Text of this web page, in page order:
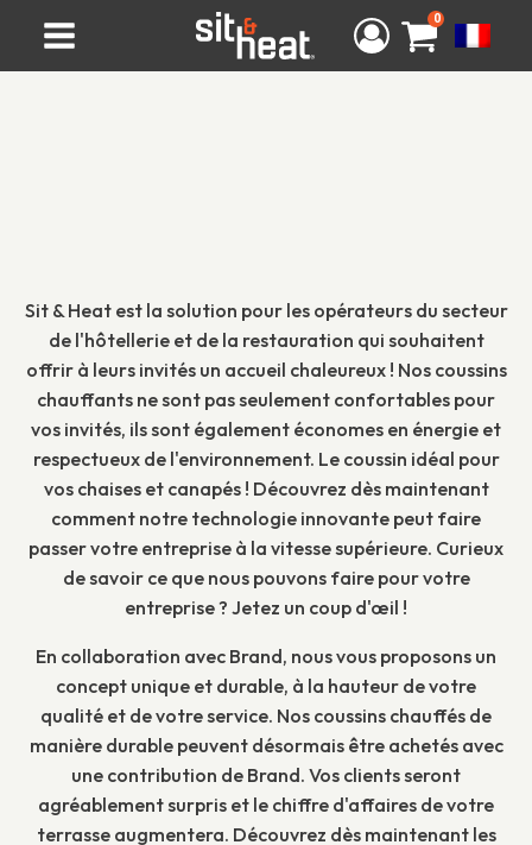
0
Sit & Heat est la solution pour les opérateurs du secteur
de l'hôtellerie et de la restauration qui souhaitent
offrir à leurs invités un accueil chaleureux ! Nos coussins
chauffants ne sont pas seulement confortables pour
vos invités, ils sont également économes en énergie et
respectueux de l'environnement. Le coussin idéal pour
vos chaises et canapés ! Découvrez dès maintenant
comment notre technologie innovante peut faire
passer votre entreprise à la vitesse supérieure. Curieux
de savoir ce que nous pouvons faire pour votre
entreprise ? Jetez un coup d'œil !
En collaboration avec Brand, nous vous proposons un
concept unique et durable, à la hauteur de votre
qualité et de votre service. Nos coussins chauffés de
manière durable peuvent désormais être achetés avec
une contribution de Brand. Vos clients seront
agréablement surpris et le chiffre d'affaires de votre
terrasse augmentera. Découvrez dès maintenant les